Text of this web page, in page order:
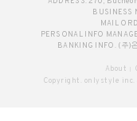
MAIL
PERSONAL INFO
BANKING INFO. (주)
About
Copyright. onlystyle inc.